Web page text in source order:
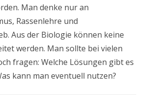
Man denke nur an
Rassenlehre und
Aus der Biologie können keine
werden. Man sollte bei vielen
fragen: Welche Lösungen gibt es
kann man eventuell nutzen?